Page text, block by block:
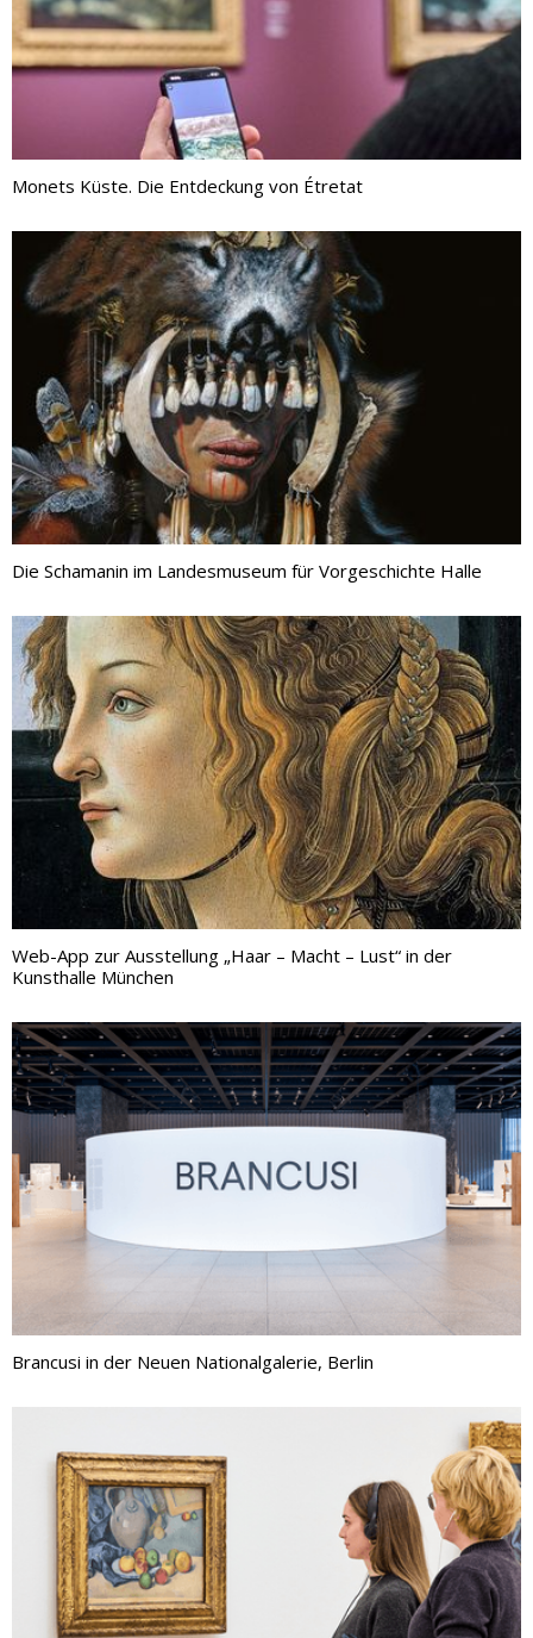
Monets Küste. Die Entdeckung von Étretat
Die Schamanin im Landesmuseum für Vorgeschichte Halle
Web-App zur Ausstellung „Haar – Macht – Lust“ in der
Kunsthalle München
Brancusi in der Neuen Nationalgalerie, Berlin